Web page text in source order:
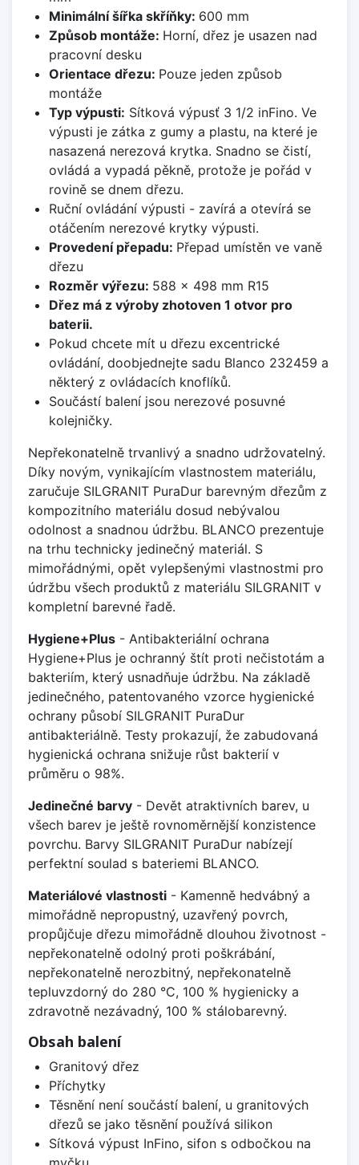
Minimální šířka skříňky: 600 mm
Způsob montáže: Horní, dřez je usazen nad
pracovní desku
Orientace dřezu: Pouze jeden způsob
montáže
Typ výpusti: Sítková výpusť 3 1/2 inFino. Ve
výpusti je zátka z gumy a plastu, na které je
nasazená nerezová krytka. Snadno se čistí,
ovládá a vypadá pěkně, protože je pořád v
rovině se dnem dřezu.
Ruční ovládání výpusti - zavírá a otevírá se
otáčením nerezové krytky výpusti.
Provedení přepadu: Přepad umístěn ve vaně
dřezu
Rozměr výřezu: 588 x 498 mm R15
Dřez má z výroby zhotoven 1 otvor pro
baterii.
Pokud chcete mít u dřezu excentrické
ovládání, doobjednejte sadu Blanco 232459 a
některý z ovládacích knoflíků.
Součástí balení jsou nerezové posuvné
kolejničky.
Nepřekonatelně trvanlivý a snadno udržovatelný.
Díky novým, vynikajícím vlastnostem materiálu,
zaručuje SILGRANIT PuraDur barevným dřezům z
kompozitního materiálu dosud nebývalou
odolnost a snadnou údržbu. BLANCO prezentuje
na trhu technicky jedinečný materiál. S
mimořádnými, opět vylepšenými vlastnostmi pro
údržbu všech produktů z materiálu SILGRANIT v
kompletní barevné řadě.
Hygiene+Plus - Antibakteriální ochrana
Hygiene+Plus je ochranný štít proti nečistotám a
bakteriím, který usnadňuje údržbu. Na základě
jedinečného, patentovaného vzorce hygienické
ochrany působí SILGRANIT PuraDur
antibakteriálně. Testy prokazují, že zabudovaná
hygienická ochrana snižuje růst bakterií v
průměru o 98%.
Jedinečné barvy - Devět atraktivních barev, u
všech barev je ještě rovnoměrnější konzistence
povrchu. Barvy SILGRANIT PuraDur nabízejí
perfektní soulad s bateriemi BLANCO.
Materiálové vlastnosti - Kamenně hedvábný a
mimořádně nepropustný, uzavřený povrch,
propůjčuje dřezu mimořádně dlouhou životnost -
nepřekonatelně odolný proti poškrábání,
nepřekonatelně nerozbitný, nepřekonatelně
tepluvzdorný do 280 °C, 100 % hygienicky a
zdravotně nezávadný, 100 % stálobarevný.
Obsah balení
Granitový dřez
Příchytky
Těsnění není součástí balení, u granitových
dřezů se jako těsnění používá silikon
Sítková výpust InFino, sifon s odbočkou na